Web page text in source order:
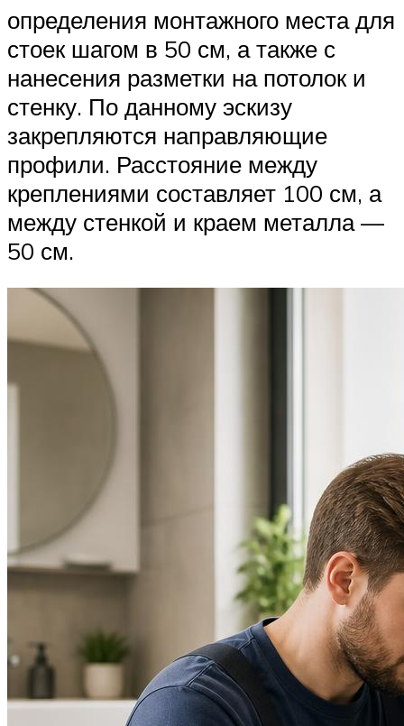
определения монтажного места для
стоек шагом в 50 см, а также с
нанесения разметки на потолок и
стенку. По данному эскизу
закрепляются направляющие
профили. Расстояние между
креплениями составляет 100 см, а
между стенкой и краем металла —
50 см.